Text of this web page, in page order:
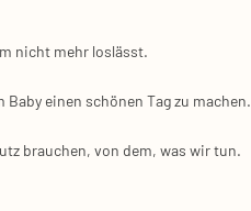
nicht mehr los­lässt.
einen schö­nen Tag zu machen.
brau­chen, von dem, was wir tun.